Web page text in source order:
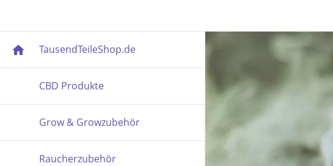
TausendTeileShop.de
CBD Produkte
Grow & Growzubehör
Raucherzubehör